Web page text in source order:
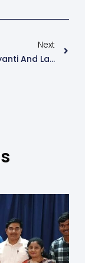
Next
Gandhi Jayanti And Lal Bahadur Shastriji Jayanti